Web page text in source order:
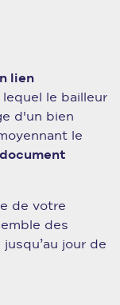
lien
le bailleur
d'un bien
le
de votre
des
jour de